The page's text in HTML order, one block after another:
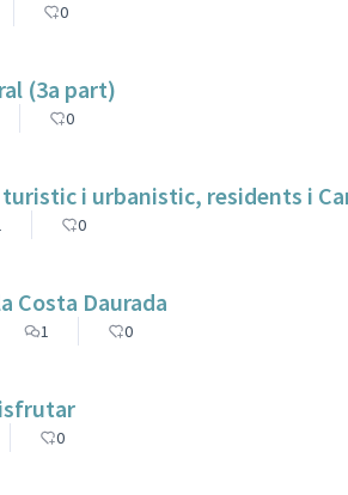
0
(3a part)
0
turistic i urbanistic, residents i
0
Costa Daurada
1 0
0